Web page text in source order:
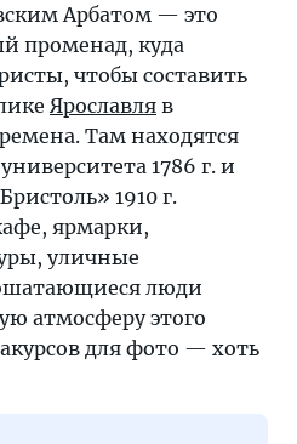
Арбатом — это
променад, куда
чтобы составить
Ярославля в
Там находятся
1786 г. и
1910 г.
ярмарки,
уличные
люди
атмосферу этого
для фото — хоть